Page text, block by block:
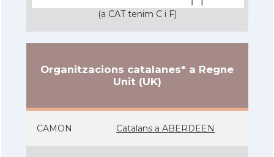
(a CAT tenim C i F)
Organitzacions catalanes* a Regne
Unit (UK)
CAMON Catalans a ABERDEEN